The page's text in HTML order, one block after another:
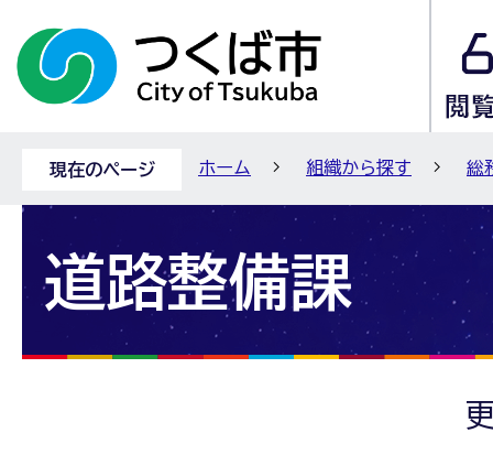
現在のページ ホーム 組織から探す 総
道路整備課